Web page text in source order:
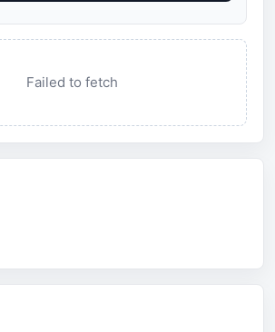
Failed to fetch